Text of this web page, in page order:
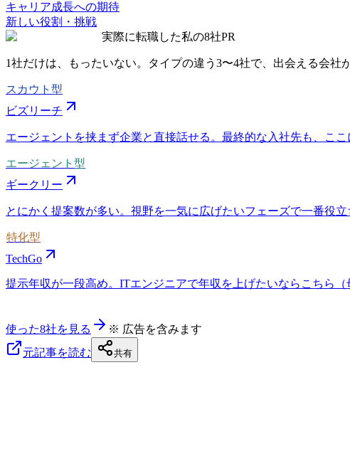
キャリア成長への期待
新しい役割・挑戦
実際に転職した私の8社PR
1社だけは、もったいない。タイプの違う 3〜4社で、出会える会社
スカウト型
ビズリーチ
エージェントを挟まず企業と直接話せる。最終的な入社先も、こ
エージェント型
ギークリー
とにかく提案数が多い。視野を一気に広げたいフェーズで一番役立
特化型
TechGo
提示年収が一段高め。ITエンジニアで年収を上げたいならこちら
使った8社を見る
※ 広告を含みます
元記事を読む
共有